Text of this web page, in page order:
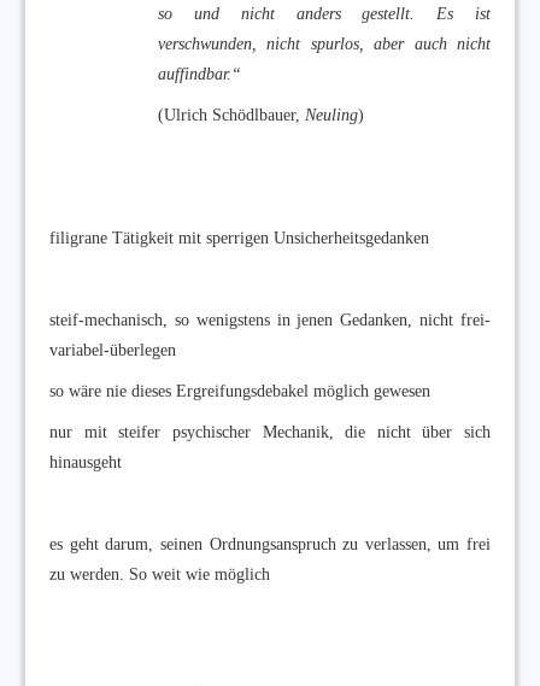
so und nicht anders gestellt. Es ist
verschwunden, nicht spurlos, aber auch nicht
auffindbar.“
(Ulrich Schödlbauer, Neuling)
filigrane Tätigkeit mit sperrigen Unsicherheitsgedanken
steif-mechanisch, so wenigstens in jenen Gedanken, nicht frei-
variabel-überlegen
so wäre nie dieses Ergreifungsdebakel möglich gewesen
nur mit steifer psychischer Mechanik, die nicht über sich
hinausgeht
es geht darum, seinen Ordnungsanspruch zu verlassen, um frei
zu werden. So weit wie möglich